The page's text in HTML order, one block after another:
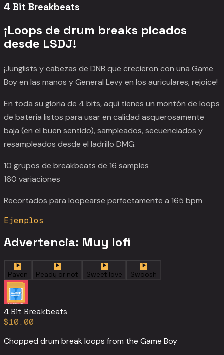
4 Bit Breakbeats
¡Loops de drum breaks picados
desde LSDJ!
¡Junglists y cabezas de DNB que crecieron con una Game
Boy en las manos y General Levy en los auriculares, rejoice!
En toda su gloria de 4 bits, aquí tienes un montón de loops
de batería listos para usar en calidad asquerosamente
baja (en el buen sentido), sampleados, secuenciados y
resampleados desde el ladrillo DMG.
10 grupos de breakbeats de 16 samples
160 variaciones
Recortados para loopearse perfectamente a 165 bpm
Ejemplos
Advertencia: Muy lofi
Raven Ready or not Sweet love Swoosh
4 Bit Breakbeats
$10.00
Chopped drum break loops from the Game Boy